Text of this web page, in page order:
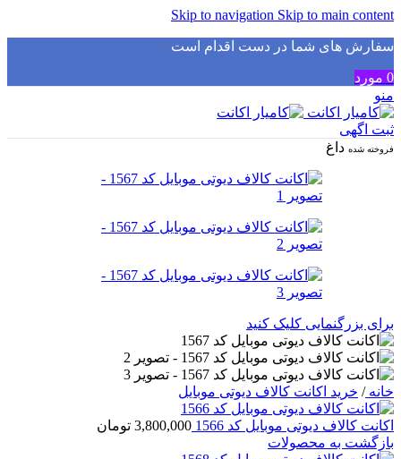
Skip to navigation Skip to main content
سفارش های شما در دست اقدام است✅
0 مورد
منو
ثبت اگهی
فروخته شده داغ
برای بزرگنمایی کلیک کنید
خانه/ خرید اکانت کالاف دیوتی موبایل
اکانت کالاف دیوتی موبایل کد 1566 3,800,000 تومان
بازگشت به محصولات